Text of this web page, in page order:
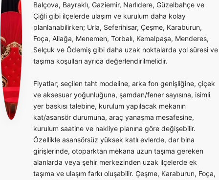
Balçova, Bayraklı, Gaziemir, Narlıdere, Güzelbahçe ve
Çiğli gibi ilçelerde ulaşım ve kurulum daha kolay
planlanabilirken; Urla, Seferihisar, Çeşme, Karaburun,
Foça, Aliağa, Menemen, Torbalı, Kemalpaşa, Menderes,
Selçuk ve Ödemiş gibi daha uzak noktalarda yol süresi ve
taşıma koşulları ayrıca değerlendirilmelidir.
Fiyatlar; seçilen taht modeline, arka fon genişliğine, çiçek
ve aksesuar yoğunluğuna, şamdan/fener sayısına, isimli
yer baskısı talebine, kurulum yapılacak mekanın
kat/asansör durumuna, araç yanaşma mesafesine,
kurulum saatine ve nakliye planına göre değişebilir.
Özellikle asansörsüz yüksek katlı evlerde, dar bina
girişlerinde, otoparktan mekana uzun taşıma gereken
alanlarda veya şehir merkezinden uzak ilçelerde ek
taşıma ve ulaşım farkı oluşabilir. Çeşme, Karaburun, Foça,